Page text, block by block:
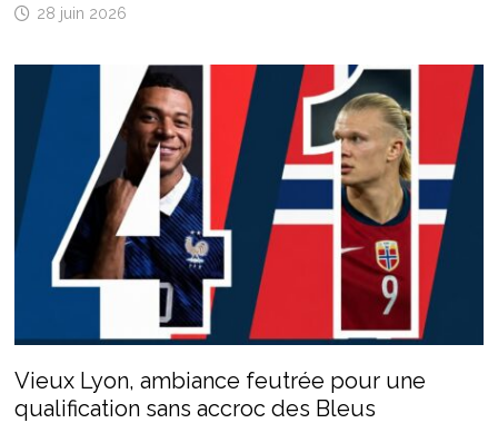
28 juin 2026
Vieux Lyon, ambiance feutrée pour une
qualification sans accroc des Bleus